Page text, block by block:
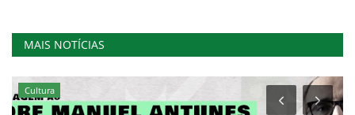
MAIS NOTÍCIAS
Cultura